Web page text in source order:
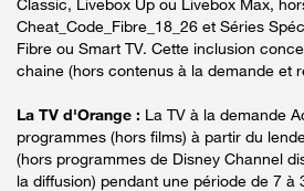
Cheat_Code_Fibre_18_26 et Séries
Fibre ou Smart TV. Cette inclusion
chaine (hors contenus à la demande et
La TV d'Orange : La TV à la demande
programmes (hors films) à partir du
(hors programmes de Disney Channel
la diffusion) pendant une période de 7 à